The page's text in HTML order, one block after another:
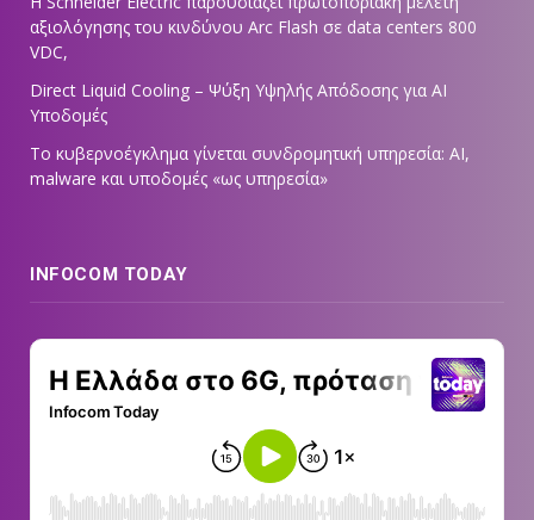
αξιολόγησης του κινδύνου Arc Flash σε data centers 800
VDC,
Direct Liquid Cooling – Ψύξη Υψηλής Απόδοσης για AI
Υποδομές
Το κυβερνοέγκλημα γίνεται συνδρομητική υπηρεσία: AI,
malware και υποδομές «ως υπηρεσία»
INFOCOM TODAY